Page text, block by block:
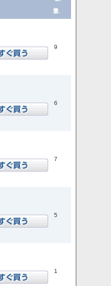
量.
9
6
7
5
1